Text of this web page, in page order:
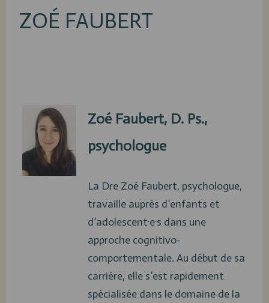
ZOÉ FAUBERT
Zoé Faubert, D. Ps.,
psychologue
La Dre Zoé Faubert, psychologue,
travaille auprès d’enfants et
d’adolescent·e·s dans une
approche cognitivo-
comportementale. Au début de sa
carrière, elle s’est rapidement
spécialisée dans le domaine de la